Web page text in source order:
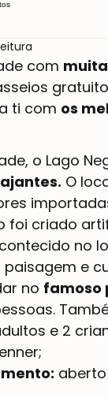
com
ti com os
o Lago
O
foi criado
no
e
no famoso
e 2